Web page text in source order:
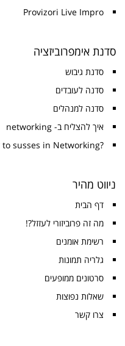
Provizori Live Impro
סדנת אימפרוביזציה
סדנת גיבוש
סדנה לעובדים
סדנה למנהלים
איך להצליח ב- networking
?How to susses in Networking
ניווט מהיר
דף הבית
מה זה פרוביזורי לעזזל?!
רשימת אומנים
גלריה תמונות
סרטונים ממופעים
שאלות נפוצות
צרו קשר